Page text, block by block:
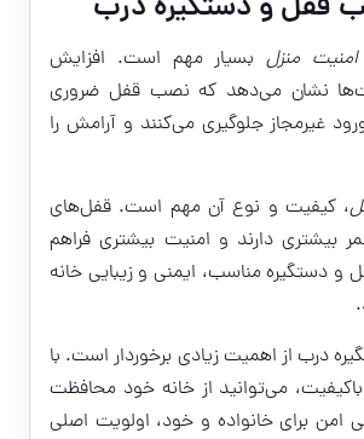
قفل و دستگیره درب
امنیت منزلبسیار مهم است. افزایش
نشان می‌دهد که نصب قفل ضروری
غیرمجاز جلوگیری می‌کنند و آرامش را
، کیفیت و نوع آن مهم است. قفل‌های
بیشتری دارند و امنیت بیشتری فراهم
دستگیره مناسب، ایمنی و زیبایی خانه
درب از اهمیت زیادی برخوردار است. با
می‌توانید از خانه خود محافظت
امن برای خانواده و خود، اولویت اصلی